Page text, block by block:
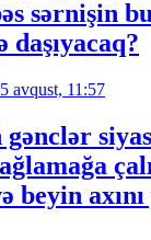
sərnişin
daşıyacaq?
avqust, 11:57
gənclər
beyin